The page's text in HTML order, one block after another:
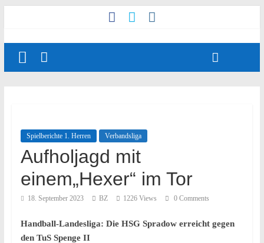
Spielberichte 1. Herren Verbandsliga
Aufholjagd mit
einem„Hexer“ im Tor
18. September 2023 BZ 1226 Views 0 Comments
Handball-Landesliga: Die HSG Spradow erreicht gegen
den TuS Spenge II